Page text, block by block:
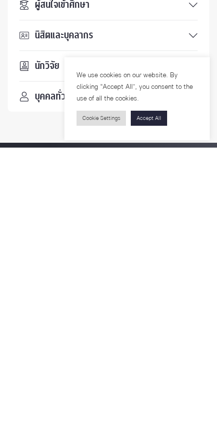
ผู้สนใจเข้าศึกษา
นิสิตและบุคลากร
นักวิจัย
บุคคลทั่วไป
We use cookies on our website. By
clicking “Accept All”, you consent to the
use of all the cookies.
Cookie Settings Accept All